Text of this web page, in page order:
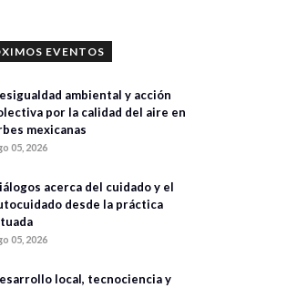
EVENTOS
ambiental y acción
por la calidad del aire en
mexicanas
05, 2026
acerca del cuidado y el
desde la práctica
05, 2026
local, tecnociencia y